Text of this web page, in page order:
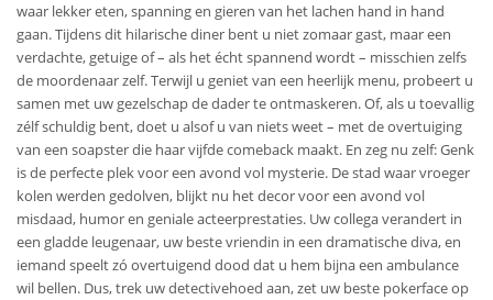
waar lekker eten, spanning en gieren van het lachen hand in hand
gaan. Tijdens dit hilarische diner bent u niet zomaar gast, maar een
verdachte, getuige of – als het écht spannend wordt – misschien zelfs
de moordenaar zelf. Terwijl u geniet van een heerlijk menu, probeert u
samen met uw gezelschap de dader te ontmaskeren. Of, als u toevallig
zélf schuldig bent, doet u alsof u van niets weet – met de overtuiging
van een soapster die haar vijfde comeback maakt. En zeg nu zelf: Genk
is de perfecte plek voor een avond vol mysterie. De stad waar vroeger
kolen werden gedolven, blijkt nu het decor voor een avond vol
misdaad, humor en geniale acteerprestaties. Uw collega verandert in
een gladde leugenaar, uw beste vriendin in een dramatische diva, en
iemand speelt zó overtuigend dood dat u hem bijna een ambulance
wil bellen. Dus, trek uw detectivehoed aan, zet uw beste pokerface op